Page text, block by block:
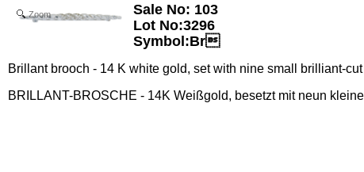
Zoom
Sale No: 103
Lot No:3296
Symbol:Br
Brillant brooch - 14 K white gold, set with nine small brilliant-
BRILLANT-BROSCHE - 14K Weißgold, besetzt mit neun